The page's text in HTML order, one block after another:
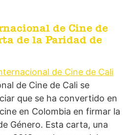
de Cine de
de la Paridad de
de Cine de Cali se
que se ha convertido en
en Colombia en firmar la
Género. Esta carta, una